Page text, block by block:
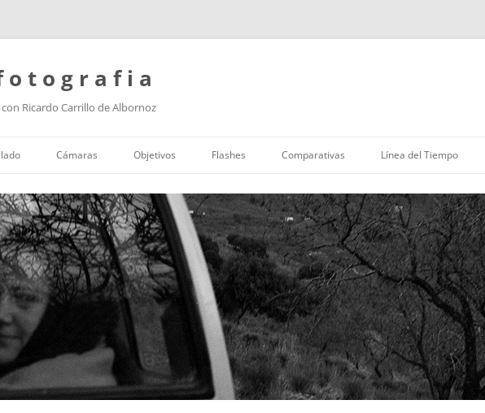
o t o g r a f i a
Ricardo Carrillo de Albornoz
al
contenido
Cámaras Objetivos Flashes Comparativas Línea del Tiempo